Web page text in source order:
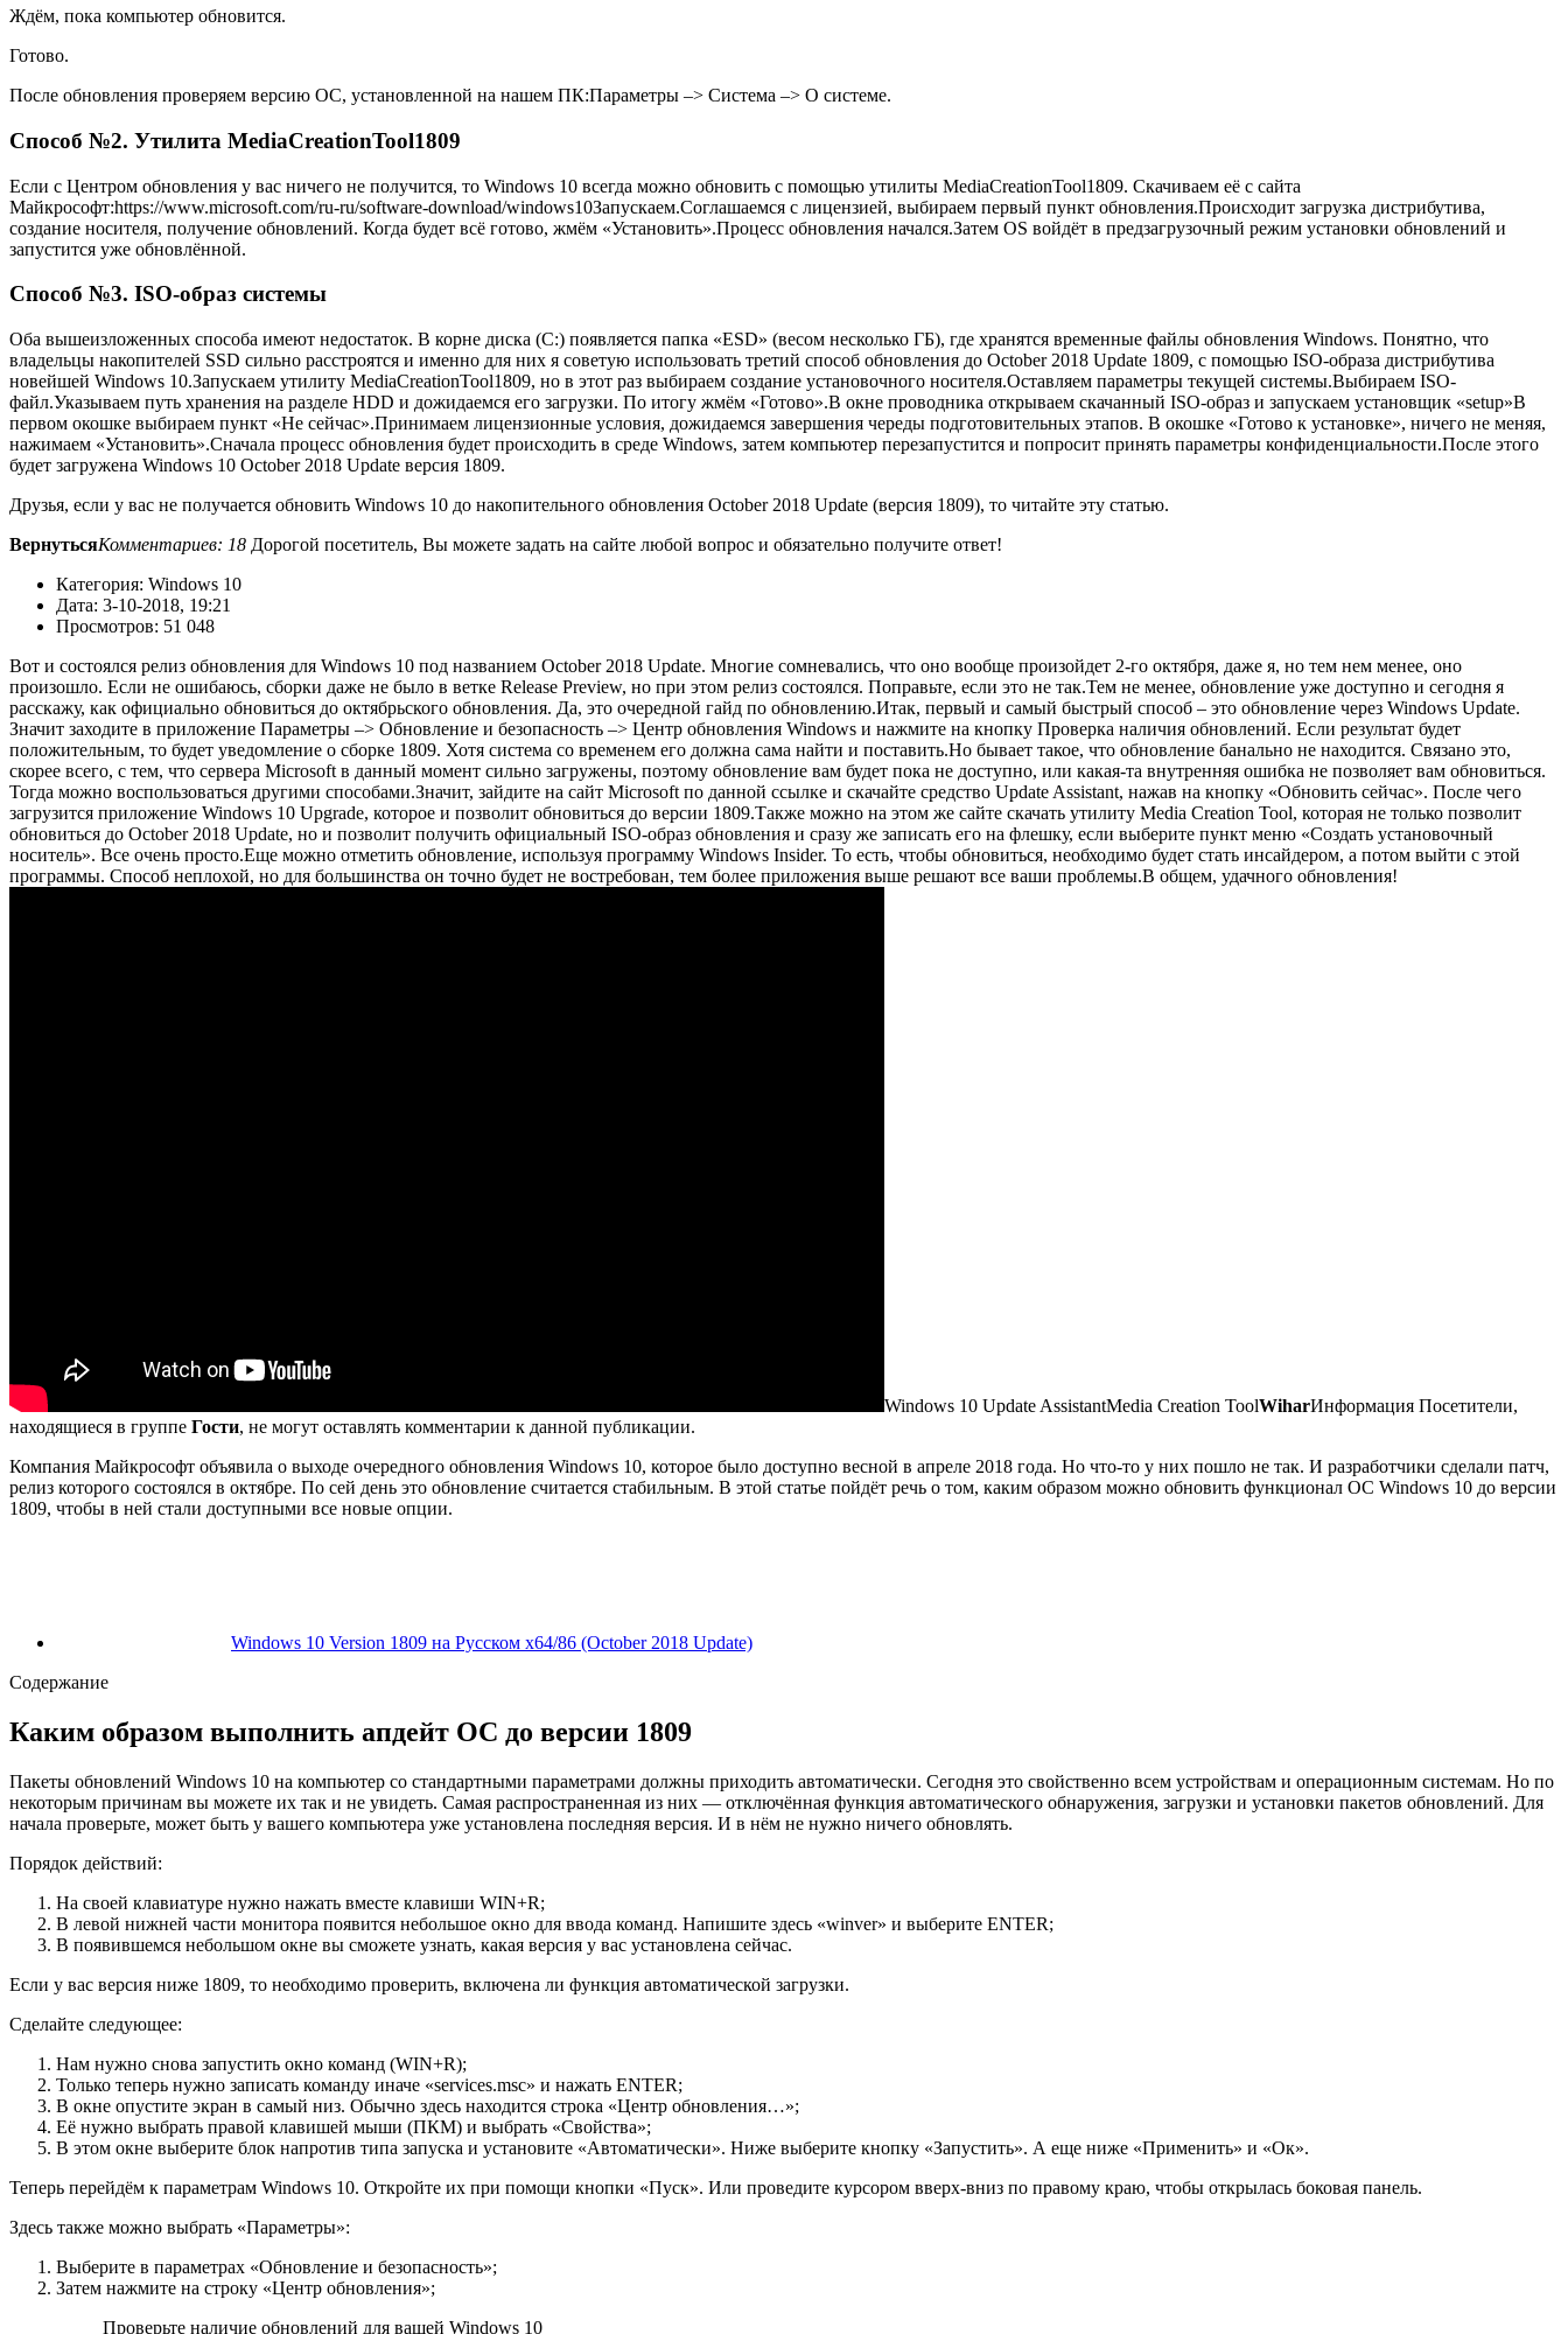
Ждём, пока компьютер обновится.
Готово.
После обновления проверяем версию ОС, установленной на нашем ПК:Параметры –> Система –> О системе.
Способ №2. Утилита MediaCreationTool1809
Если с Центром обновления у вас ничего не получится, то Windows 10 всегда можно обновить с помощью утилиты MediaCreationTool1809. Скачиваем её с сайта
Майкрософт:https://www.microsoft.com/ru-ru/software-download/windows10Запускаем.Соглашаемся с лицензией, выбираем первый пункт обновления.Происходит загрузка дистрибутива,
создание носителя, получение обновлений. Когда будет всё готово, жмём «Установить».Процесс обновления начался.Затем OS войдёт в предзагрузочный режим установки обновлений и
запустится уже обновлённой.
Способ №3. ISO-образ системы
Оба вышеизложенных способа имеют недостаток. В корне диска (C:) появляется папка «ESD» (весом несколько ГБ), где хранятся временные файлы обновления Windows. Понятно, что
владельцы накопителей SSD сильно расстроятся и именно для них я советую использовать третий способ обновления до October 2018 Update 1809, с помощью ISO-образа дистрибутива
новейшей Windows 10.Запускаем утилиту MediaCreationTool1809, но в этот раз выбираем создание установочного носителя.Оставляем параметры текущей системы.Выбираем ISO-
файл.Указываем путь хранения на разделе HDD и дожидаемся его загрузки. По итогу жмём «Готово».В окне проводника открываем скачанный ISO-образ и запускаем установщик «setup»В
первом окошке выбираем пункт «Не сейчас».Принимаем лицензионные условия, дожидаемся завершения череды подготовительных этапов. В окошке «Готово к установке», ничего не меняя,
нажимаем «Установить».Сначала процесс обновления будет происходить в среде Windows, затем компьютер перезапустится и попросит принять параметры конфиденциальности.После этого
будет загружена Windows 10 October 2018 Update версия 1809.
Друзья, если у вас не получается обновить Windows 10 до накопительного обновления October 2018 Update (версия 1809), то читайте эту статью.
ВернутьсяКомментариев: 18 Дорогой посетитель, Вы можете задать на сайте любой вопрос и обязательно получите ответ!
Категория: Windows 10
Дата: 3-10-2018, 19:21
Просмотров: 51 048
Вот и состоялся релиз обновления для Windows 10 под названием October 2018 Update. Многие сомневались, что оно вообще произойдет 2-го октября, даже я, но тем нем менее, оно
произошло. Если не ошибаюсь, сборки даже не было в ветке Release Preview, но при этом релиз состоялся. Поправьте, если это не так.Тем не менее, обновление уже доступно и сегодня я
расскажу, как официально обновиться до октябрьского обновления. Да, это очередной гайд по обновлению.Итак, первый и самый быстрый способ – это обновление через Windows Update.
Значит заходите в приложение Параметры –> Обновление и безопасность –> Центр обновления Windows и нажмите на кнопку Проверка наличия обновлений. Если результат будет
положительным, то будет уведомление о сборке 1809. Хотя система со временем его должна сама найти и поставить.Но бывает такое, что обновление банально не находится. Связано это,
скорее всего, с тем, что сервера Microsoft в данный момент сильно загружены, поэтому обновление вам будет пока не доступно, или какая-та внутренняя ошибка не позволяет вам обновиться.
Тогда можно воспользоваться другими способами.Значит, зайдите на сайт Microsoft по данной ссылке и скачайте средство Update Assistant, нажав на кнопку «Обновить сейчас». После чего
загрузится приложение Windows 10 Upgrade, которое и позволит обновиться до версии 1809.Также можно на этом же сайте скачать утилиту Media Creation Tool, которая не только позволит
обновиться до October 2018 Update, но и позволит получить официальный ISO-образ обновления и сразу же записать его на флешку, если выберите пункт меню «Создать установочный
носитель». Все очень просто.Еще можно отметить обновление, используя программу Windows Insider. То есть, чтобы обновиться, необходимо будет стать инсайдером, а потом выйти с этой
программы. Способ неплохой, но для большинства он точно будет не востребован, тем более приложения выше решают все ваши проблемы.В общем, удачного обновления!
Windows 10 Update AssistantMedia Creation ToolWiharИнформация Посетители,
находящиеся в группе Гости, не могут оставлять комментарии к данной публикации.
Компания Майкрософт объявила о выходе очередного обновления Windows 10, которое было доступно весной в апреле 2018 года. Но что-то у них пошло не так. И разработчики сделали патч,
релиз которого состоялся в октябре. По сей день это обновление считается стабильным. В этой статье пойдёт речь о том, каким образом можно обновить функционал ОС Windows 10 до версии
1809, чтобы в ней стали доступными все новые опции.
Windows 10 Version 1809 на Русском x64/86 (October 2018 Update)
Содержание
Каким образом выполнить апдейт ОС до версии 1809
Пакеты обновлений Windows 10 на компьютер со стандартными параметрами должны приходить автоматически. Сегодня это свойственно всем устройствам и операционным системам. Но по
некоторым причинам вы можете их так и не увидеть. Самая распространенная из них — отключённая функция автоматического обнаружения, загрузки и установки пакетов обновлений. Для
начала проверьте, может быть у вашего компьютера уже установлена последняя версия. И в нём не нужно ничего обновлять.
Порядок действий:
На своей клавиатуре нужно нажать вместе клавиши WIN+R;
В левой нижней части монитора появится небольшое окно для ввода команд. Напишите здесь «winver» и выберите ENTER;
В появившемся небольшом окне вы сможете узнать, какая версия у вас установлена сейчас.
Если у вас версия ниже 1809, то необходимо проверить, включена ли функция автоматической загрузки.
Сделайте следующее:
Нам нужно снова запустить окно команд (WIN+R);
Только теперь нужно записать команду иначе «services.msc» и нажать ENTER;
В окне опустите экран в самый низ. Обычно здесь находится строка «Центр обновления…»;
Её нужно выбрать правой клавишей мыши (ПКМ) и выбрать «Свойства»;
В этом окне выберите блок напротив типа запуска и установите «Автоматически». Ниже выберите кнопку «Запустить». А еще ниже «Применить» и «Ок».
Теперь перейдём к параметрам Windows 10. Откройте их при помощи кнопки «Пуск». Или проведите курсором вверх-вниз по правому краю, чтобы открылась боковая панель.
Здесь также можно выбрать «Параметры»:
Выберите в параметрах «Обновление и безопасность»;
Затем нажмите на строку «Центр обновления»;
Проверьте наличие обновлений для вашей Windows 10